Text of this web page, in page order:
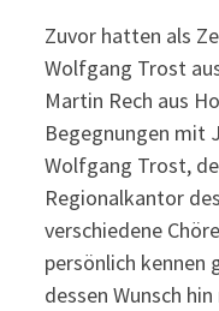
Zuvor hatten als
Wolfgang Trost
Martin Rech aus
Begegnungen mit
Wolfgang Trost,
Regionalkantor
verschiedene
persönlich kennen
dessen Wunsch